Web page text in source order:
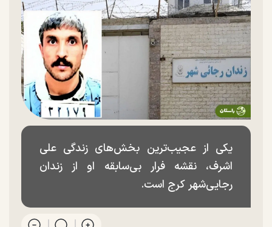
یکی از عجیب‌ترین بخش‌های زندگی علی
اشرف، نقشه فرار بی‌سابقه او از زندان
رجایی‌شهر کرج است.